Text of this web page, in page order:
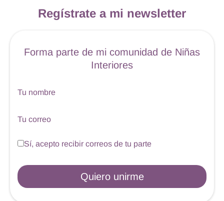
Regístrate a mi newsletter
Forma parte de mi comunidad de Niñas
Interiores
Tu nombre
Tu correo
Sí, acepto recibir correos de tu parte
Quiero unirme